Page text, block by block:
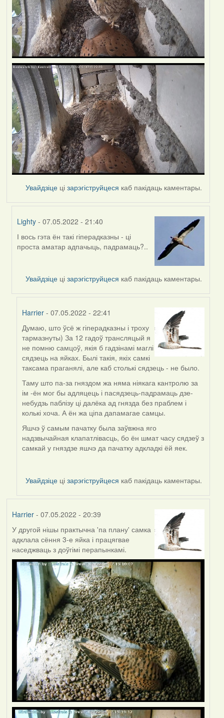
Увайдзіце цізарэгіструйцеся каб пакідаць каментары.
Lighty - 07.05.2022 - 21:40
In
reply
Harrier
І вось гэта ён такі гіперадказны - ці
проста аматар адпачыць, падрамаць?..
Увайдзіце цізарэгіструйцеся каб пакідаць каментары.
Harrier - 07.05.2022 - 22:41
In
reply
to
by
Lighty
Думаю, што ўсё ж гіперадказны і троху
тармазнуты) За 12 гадоў трансляцый я
не помню самцоў, якія б гадзінамі маглі
сядзець на яйках. Былі такія, якіх самкі
таксама праганялі, але каб столькі сядзець - не было.
Таму што па-за гняздом жа няма ніякага кантролю за
ім -ён мог бы адляцець і пасядзець-падрамаць дзе-
небудзь паблізу ці далёка ад гнязда без праблем і
колькі хоча. А ён жа ціпа дапамагае самцы.
Яшчэ ў самым пачатку была заўвжна яго
надзвычайная клапатлівасць, бо ён шмат часу сядзеў з
самкай у гняздзе яшчэ да пачатку адкладкі ёй яек.
Увайдзіце цізарэгіструйцеся каб пакідаць каментары.
Harrier- 07.05.2022 - 20:39
У другой нішы практычна 'па плану' самка
адклала сёння 3-е яйка і працягвае
наседжваць з доўгімі перапынкамі.